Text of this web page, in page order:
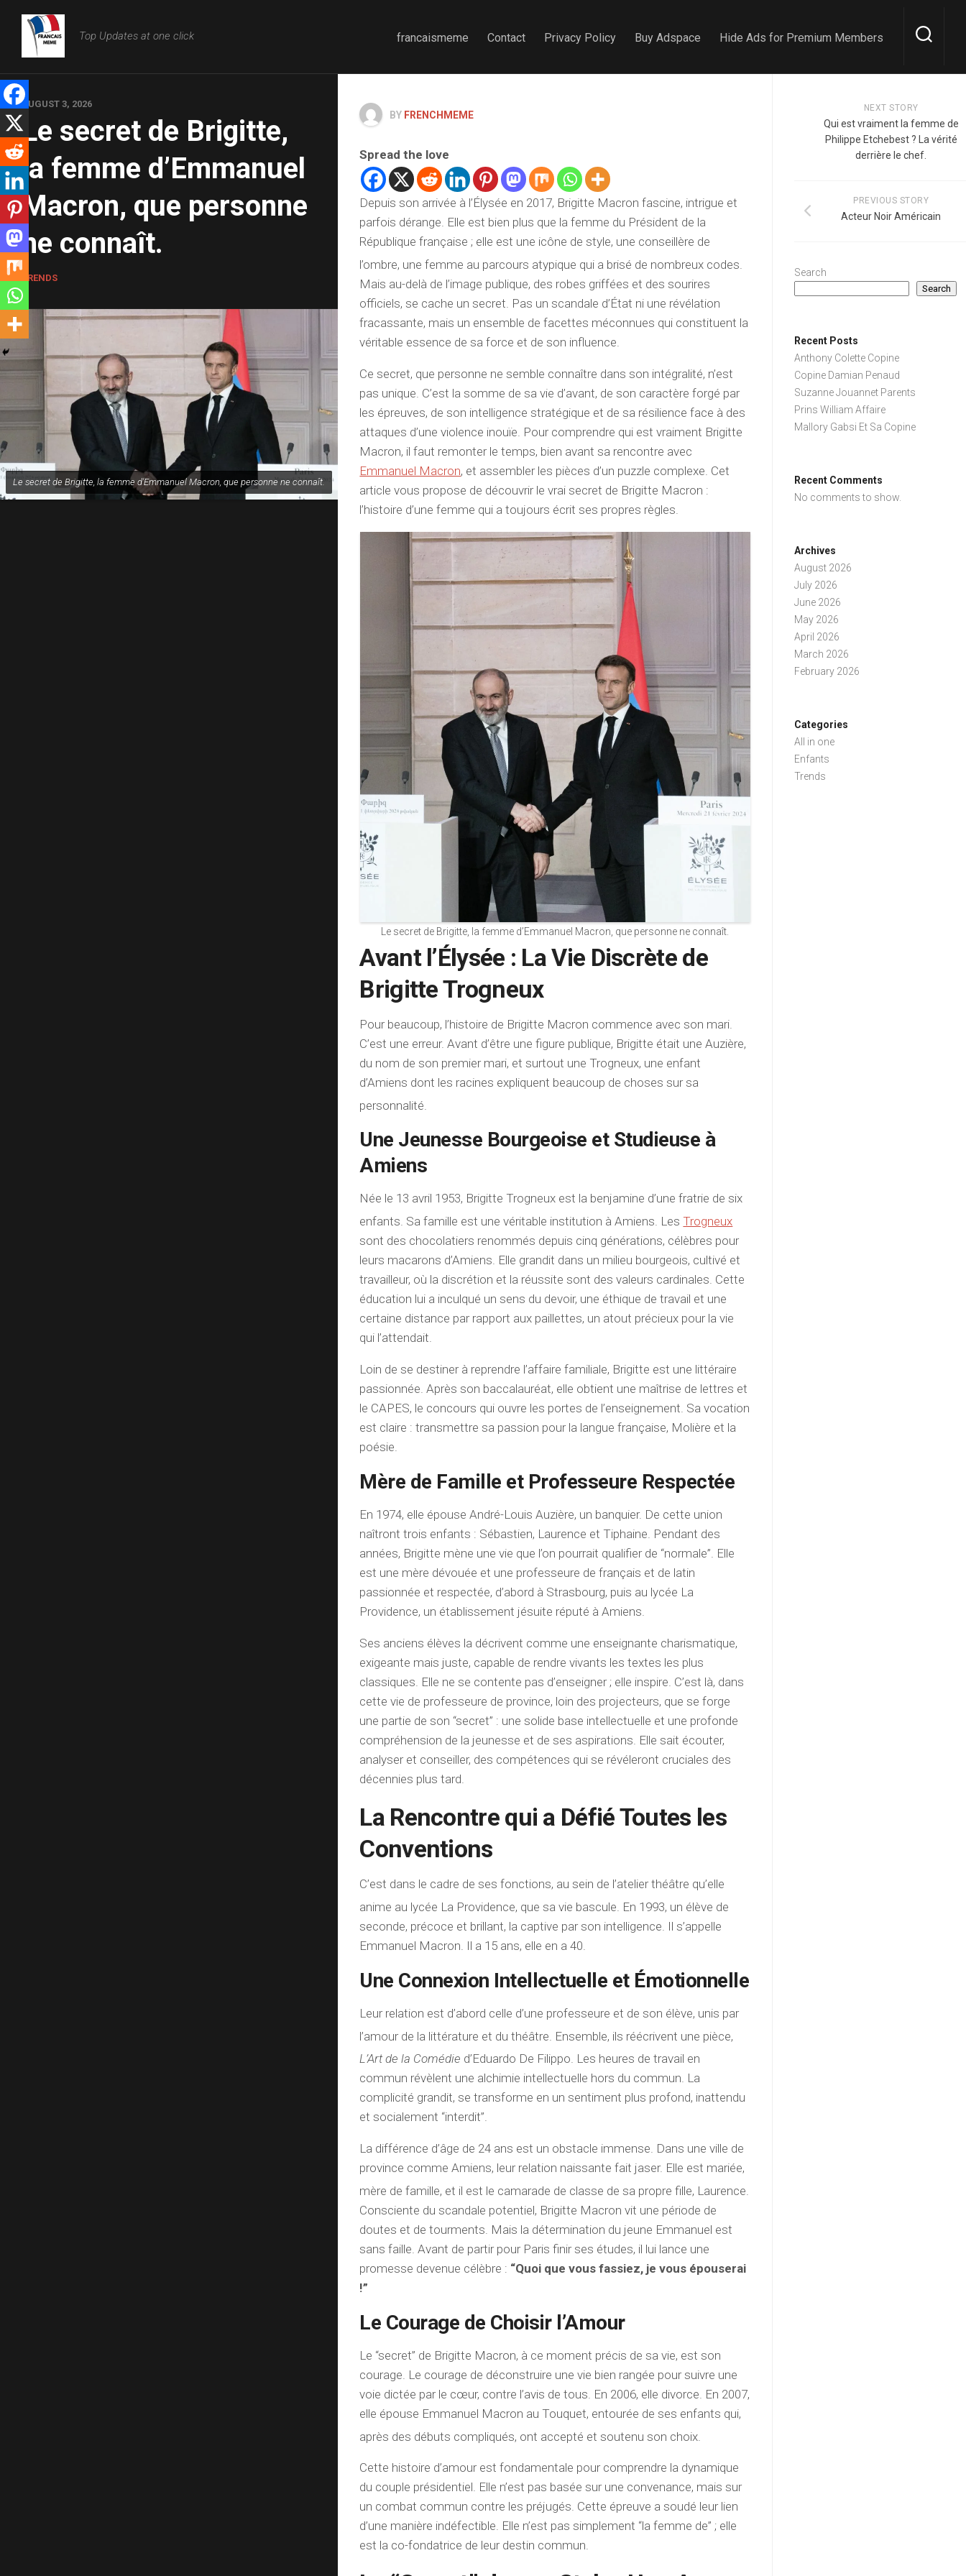
content
Top Updates at one click francaismeme Contact Privacy Policy Buy Adspace Hide Ads for Premium Members
AUGUST 3, 2026
Le secret de Brigitte,
la femme d’Emmanuel
Macron, que personne
ne connaît.
TRENDS
Le secret de Brigitte, la femme d'Emmanuel Macron, que personne ne connaît.
BY FRENCHMEME
Spread the love
Depuis son arrivée à l’Élysée en 2017, Brigitte Macron fascine, intrigue et
parfois dérange. Elle est bien plus que la femme du Président de la
République française ; elle est une icône de style, une conseillère de
l’ombre, une femme au parcours atypique qui a brisé de nombreux codes.
Mais au-delà de l’image publique, des robes griffées et des sourires
officiels, se cache un secret. Pas un scandale d’État ni une révélation
fracassante, mais un ensemble de facettes méconnues qui constituent la
véritable essence de sa force et de son influence.
Ce secret, que personne ne semble connaître dans son intégralité, n’est
pas unique. C’est la somme de sa vie d’avant, de son caractère forgé par
les épreuves, de son intelligence stratégique et de sa résilience face à des
attaques d’une violence inouïe. Pour comprendre qui est vraiment Brigitte
Macron, il faut remonter le temps, bien avant sa rencontre avec
Emmanuel Macron, et assembler les pièces d’un puzzle complexe. Cet
article vous propose de découvrir le vrai secret de Brigitte Macron :
l’histoire d’une femme qui a toujours écrit ses propres règles.
Le secret de Brigitte, la femme d’Emmanuel Macron, que personne ne connaît.
Avant l’Élysée : La Vie Discrète de
Brigitte Trogneux
Pour beaucoup, l’histoire de Brigitte Macron commence avec son mari.
C’est une erreur. Avant d’être une figure publique, Brigitte était une Auzière,
du nom de son premier mari, et surtout une Trogneux, une enfant
d’Amiens dont les racines expliquent beaucoup de choses sur sa
personnalité.
Une Jeunesse Bourgeoise et Studieuse à
Amiens
Née le 13 avril 1953, Brigitte Trogneux est la benjamine d’une fratrie de six
enfants. Sa famille est une véritable institution à Amiens. Les Trogneux
sont des chocolatiers renommés depuis cinq générations, célèbres pour
leurs macarons d’Amiens. Elle grandit dans un milieu bourgeois, cultivé et
travailleur, où la discrétion et la réussite sont des valeurs cardinales. Cette
éducation lui a inculqué un sens du devoir, une éthique de travail et une
certaine distance par rapport aux paillettes, un atout précieux pour la vie
qui l’attendait.
Loin de se destiner à reprendre l’affaire familiale, Brigitte est une littéraire
passionnée. Après son baccalauréat, elle obtient une maîtrise de lettres et
le CAPES, le concours qui ouvre les portes de l’enseignement. Sa vocation
est claire : transmettre sa passion pour la langue française, Molière et la
poésie.
Mère de Famille et Professeure Respectée
En 1974, elle épouse André-Louis Auzière, un banquier. De cette union
naîtront trois enfants : Sébastien, Laurence et Tiphaine. Pendant des
années, Brigitte mène une vie que l’on pourrait qualifier de “normale”. Elle
est une mère dévouée et une professeure de français et de latin
passionnée et respectée, d’abord à Strasbourg, puis au lycée La
Providence, un établissement jésuite réputé à Amiens.
Ses anciens élèves la décrivent comme une enseignante charismatique,
exigeante mais juste, capable de rendre vivants les textes les plus
classiques. Elle ne se contente pas d’enseigner ; elle inspire. C’est là, dans
cette vie de professeure de province, loin des projecteurs, que se forge
une partie de son “secret” : une solide base intellectuelle et une profonde
compréhension de la jeunesse et de ses aspirations. Elle sait écouter,
analyser et conseiller, des compétences qui se révéleront cruciales des
décennies plus tard.
La Rencontre qui a Défié Toutes les
Conventions
C’est dans le cadre de ses fonctions, au sein de l’atelier théâtre qu’elle
anime au lycée La Providence, que sa vie bascule. En 1993, un élève de
seconde, précoce et brillant, la captive par son intelligence. Il s’appelle
Emmanuel Macron. Il a 15 ans, elle en a 40.
Une Connexion Intellectuelle et Émotionnelle
Leur relation est d’abord celle d’une professeure et de son élève, unis par
l’amour de la littérature et du théâtre. Ensemble, ils réécrivent une pièce,
L’Art de la Comédie d’Eduardo De Filippo. Les heures de travail en
commun révèlent une alchimie intellectuelle hors du commun. La
complicité grandit, se transforme en un sentiment plus profond, inattendu
et socialement “interdit”.
La différence d’âge de 24 ans est un obstacle immense. Dans une ville de
province comme Amiens, leur relation naissante fait jaser. Elle est mariée,
mère de famille, et il est le camarade de classe de sa propre fille, Laurence.
Consciente du scandale potentiel, Brigitte Macron vit une période de
doutes et de tourments. Mais la détermination du jeune Emmanuel est
sans faille. Avant de partir pour Paris finir ses études, il lui lance une
promesse devenue célèbre : “Quoi que vous fassiez, je vous épouserai
!”
Le Courage de Choisir l’Amour
Le “secret” de Brigitte Macron, à ce moment précis de sa vie, est son
courage. Le courage de déconstruire une vie bien rangée pour suivre une
voie dictée par le cœur, contre l’avis de tous. En 2006, elle divorce. En 2007,
elle épouse Emmanuel Macron au Touquet, entourée de ses enfants qui,
après des débuts compliqués, ont accepté et soutenu son choix.
Cette histoire d’amour est fondamentale pour comprendre la dynamique
du couple présidentiel. Elle n’est pas basée sur une convenance, mais sur
un combat commun contre les préjugés. Cette épreuve a soudé leur lien
d’une manière indéfectible. Elle n’est pas simplement “la femme de” ; elle
est la co-fondatrice de leur destin commun.
NEXT STORY
Qui est vraiment la femme de
Philippe Etchebest ? La vérité
derrière le chef.
PREVIOUS STORY
Acteur Noir Américain
Search
Search
Recent Posts
Anthony Colette Copine
Copine Damian Penaud
Suzanne Jouannet Parents
Prins William Affaire
Mallory Gabsi Et Sa Copine
Recent Comments
No comments to show.
Archives
August 2026
July 2026
June 2026
May 2026
April 2026
March 2026
February 2026
Categories
All in one
Enfants
Trends